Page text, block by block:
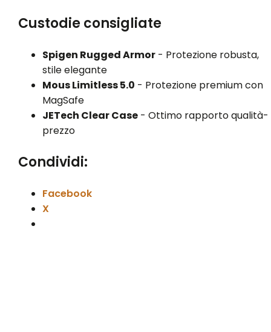
Custodie consigliate
Spigen Rugged Armor- Protezione robusta,
stile elegante
Mous Limitless 5.0 - Protezione premium con
MagSafe
JETech Clear Case- Ottimo rapporto qualità-
prezzo
Condividi:
Facebook
X